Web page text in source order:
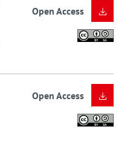
Open Access
Open Access